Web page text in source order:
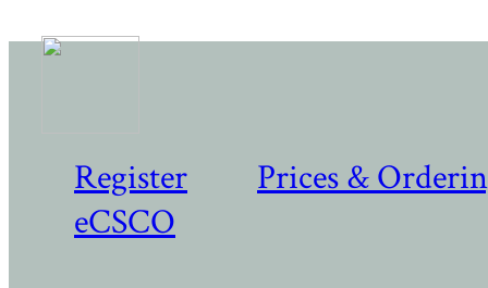
Register
Prices &
eCSCO